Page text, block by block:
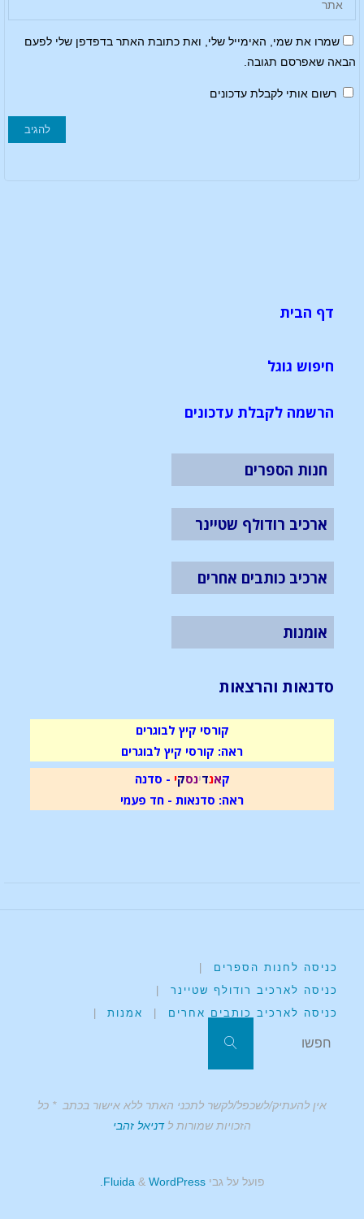
שמרו את שמי, האימייל שלי, ואת כתובת האתר בדפדפן שלי לפעם
הבאה שאפרסם תגובה.
רשום אותי לקבלת עדכונים
דף הבית
חיפוש גוגל
הרשמה לקבלת עדכונים
חנות הספרים
ארכיב רודולף שטיינר
ארכיב כותבים אחרים
אומנות
סדנאות והרצאות
קורסי קיץ לבוגרים
ראה: קורסי קיץ לבוגרים
קאנדינסקי - סדנה
ראה: סדנאות - חד פעמי
כניסה לחנות הספרים
כניסה לארכיב רודולף שטיינר
כניסה לארכיב כותבים אחרים
אמנות
אין להעתיק/לשכפל/לקשר לתכני האתר ללא אישור בכתב * כל
הזכויות שמורות לדניאל זהבי
פועל על גבי Fluida
& WordPress.